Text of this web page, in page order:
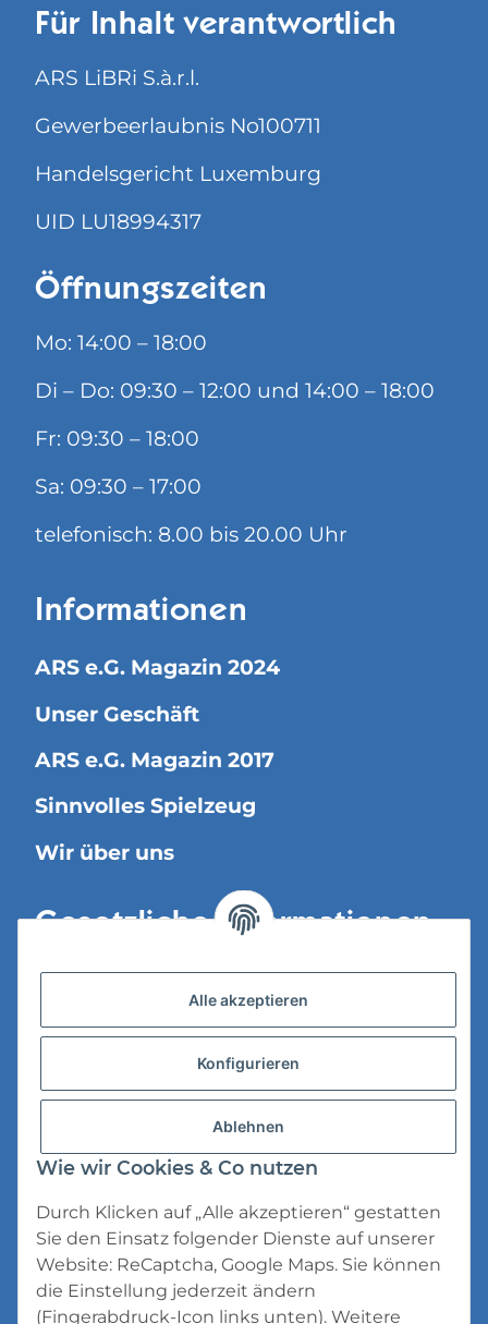
Für Inhalt verantwortlich
ARS LiBRi S.à.r.l.
Gewerbeerlaubnis No100711
Handelsgericht Luxemburg
UID LU18994317
Öffnungszeiten
Mo: 14:00 – 18:00
Di – Do: 09:30 – 12:00 und 14:00 – 18:00
Fr: 09:30 – 18:00
Sa: 09:30 – 17:00
telefonisch: 8.00 bis 20.00 Uhr
Informationen
ARS e.G. Magazin 2024
Unser Geschäft
ARS e.G. Magazin 2017
Sinnvolles Spielzeug
Wir über uns
Gesetzliche Informationen
Versandinformationen
Datenschutz
Impressum
* Alle Preise inkl. gesetzlicher USt., zzgl.
Alle akzeptieren
Konfigurieren
Ablehnen
Wie wir Cookies & Co nutzen
Durch Klicken auf „Alle akzeptieren“ gestatten
Sie den Einsatz folgender Dienste auf unserer
Website: ReCaptcha, Google Maps. Sie können
die Einstellung jederzeit ändern
(Fingerabdruck-Icon links unten). Weitere